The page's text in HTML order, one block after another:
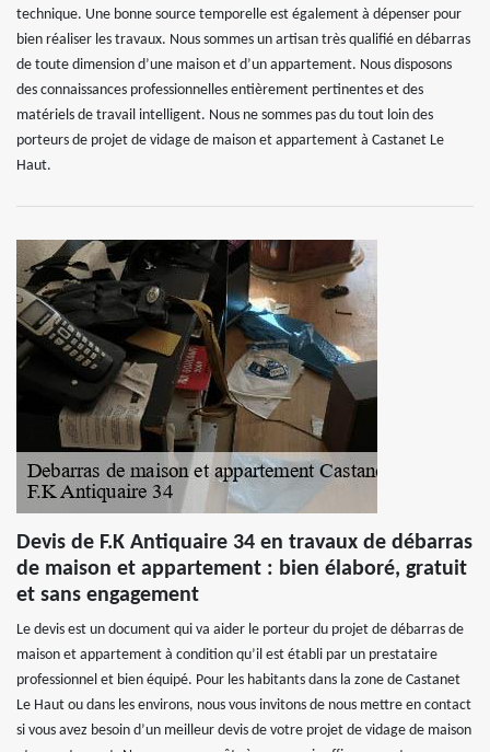
technique. Une bonne source temporelle est également à dépenser pour
bien réaliser les travaux. Nous sommes un artisan très qualifié en débarras
de toute dimension d’une maison et d’un appartement. Nous disposons
des connaissances professionnelles entièrement pertinentes et des
matériels de travail intelligent. Nous ne sommes pas du tout loin des
porteurs de projet de vidage de maison et appartement à Castanet Le
Haut.
Devis de F.K Antiquaire 34 en travaux de débarras
de maison et appartement : bien élaboré, gratuit
et sans engagement
Le devis est un document qui va aider le porteur du projet de débarras de
maison et appartement à condition qu’il est établi par un prestataire
professionnel et bien équipé. Pour les habitants dans la zone de Castanet
Le Haut ou dans les environs, nous vous invitons de nous mettre en contact
si vous avez besoin d’un meilleur devis de votre projet de vidage de maison